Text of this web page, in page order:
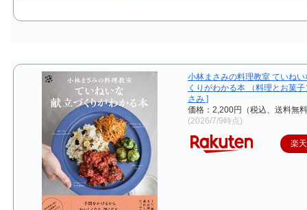
小林まさみの料理教室 ていね
くりがわかる本 （料理とお菓
さみ ]
価格：2,200円（税込、送料無
(2026/7/9時点)
楽